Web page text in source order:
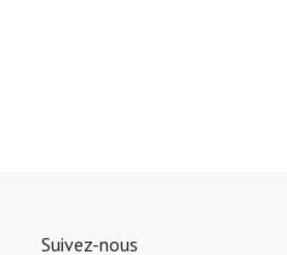
Suivez-nous